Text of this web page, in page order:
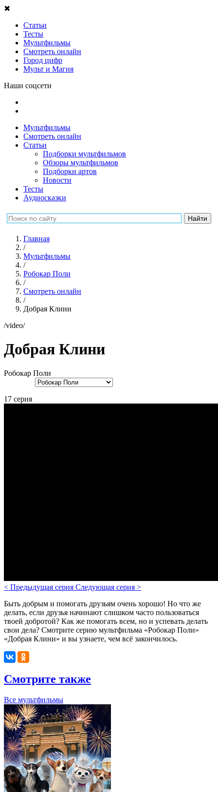
✖
Статьи
Тесты
Мультфильмы
Смотреть онлайн
Город цифр
Мульт и Магия
Наши соцсети
Мультфильмы
Смотреть онлайн
Статьи
Подборки мультфильмов
Обзоры мультфильмов
Подборки артов
Новости
Тесты
Аудиосказки
Главная
/
Мультфильмы
/
Робокар Поли
/
Смотреть онлайн
/
Добрая Клини
/video/
Добрая Клини
Робокар Поли
17 серия
< Предыдущая серия Следующая серия >
Быть добрым и помогать друзьям очень хорошо! Но что же
делать, если друзья начинают слишком часто пользоваться
твоей добротой? Как же помогать всем, но и успевать делать
свои дела? Смотрите серию мультфильма «Робокар Поли»
«Добрая Клини» и вы узнаете, чем всё закончилось.
Смотрите также
Все мультфильмы